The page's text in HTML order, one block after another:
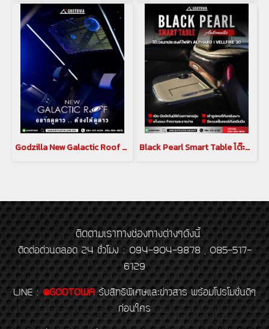
Godzilla New Galactic Roof ท้องฟ้าจำลอง สำหรับ อัลพาร์ด เวลไฟร์ ALPHARD / VELLFIRE 30 รุ่นปี 2015-2023 Black Pearl Smart Table โต๊ะอเนกประสงค์ไฟฟ้า พร้อมเบาะพักเท้า black pearl สำหรับ Alphard Vellfire 30
ติดตามเราทางช่องทางต่างๆดังนี้
ติดต่อด่วนตลอด 24 ชั่วโมง : 094-904-9878 , 085-517-
6129
LINE : @GODTOWA รับสิทธิพิเศษและข่าวสาร พร้อมโปรโมชั่นดีๆ
ก่อนใคร